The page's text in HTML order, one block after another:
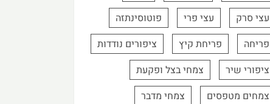
עצי סרק
עצי פרי
פוטוסינתזה
פריחה
פריחת קיץ
ציפורים נודדות
ציפורי שיר
צמחי בצל ופקעת
צמחים מטפסים
צמחי מדבר